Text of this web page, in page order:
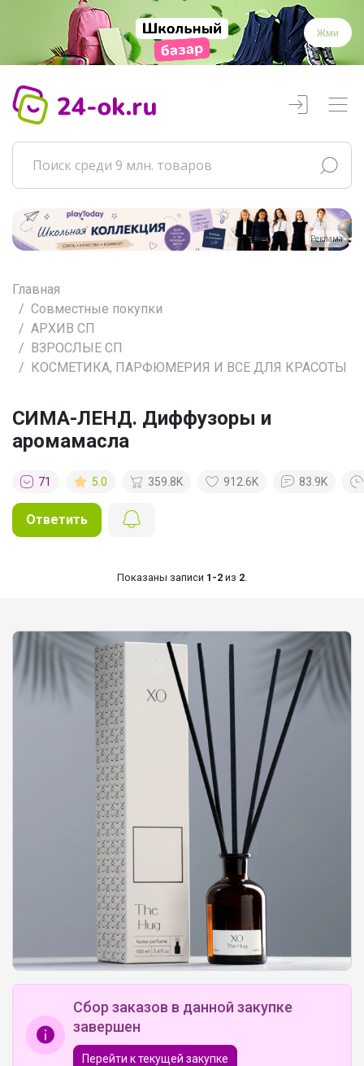
Жми
Реклама
Главная
Совместные покупки
АРХИВ СП
ВЗРОСЛЫЕ СП
КОСМЕТИКА, ПАРФЮМЕРИЯ И ВСЕ ДЛЯ КРАСОТЫ
СИМА-ЛЕНД. Диффузоры и
аромамасла
71 5.0 359.8K 912.6K 83.9K
Ответить
Показаны записи 1-2 из 2
Сбор заказов в данной закупке
завершен
Перейти к текущей закупке